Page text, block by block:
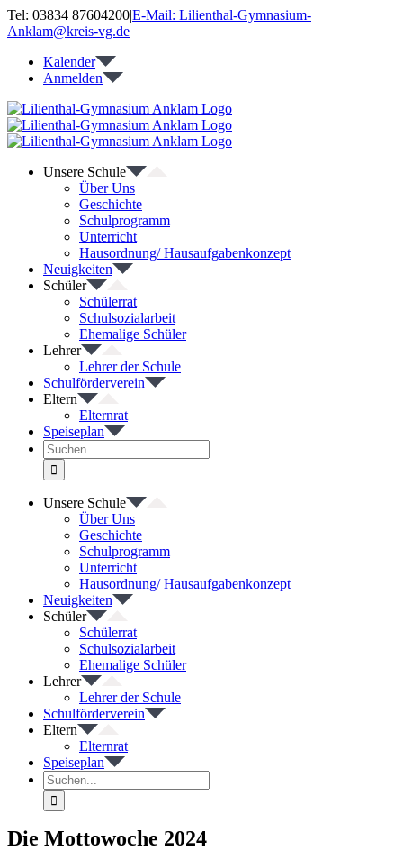
Zum
Inhalt
Tel: 03834 87604200|E-Mail: Lilienthal-Gymnasium-
Anklam@kreis-vg.de
Kalender
Anmelden
Unsere Schule
Über Uns
Geschichte
Schulprogramm
Unterricht
Hausordnung/ Hausaufgabenkonzept
Neuigkeiten
Schüler
Schülerrat
Schulsozialarbeit
Ehemalige Schüler
Lehrer
Lehrer der Schule
Schulförderverein
Eltern
Elternrat
Speiseplan
Suche
nach:
Unsere Schule
Über Uns
Geschichte
Schulprogramm
Unterricht
Hausordnung/ Hausaufgabenkonzept
Neuigkeiten
Schüler
Schülerrat
Schulsozialarbeit
Ehemalige Schüler
Lehrer
Lehrer der Schule
Schulförderverein
Eltern
Elternrat
Speiseplan
Suche
nach:
Die Mottowoche 2024